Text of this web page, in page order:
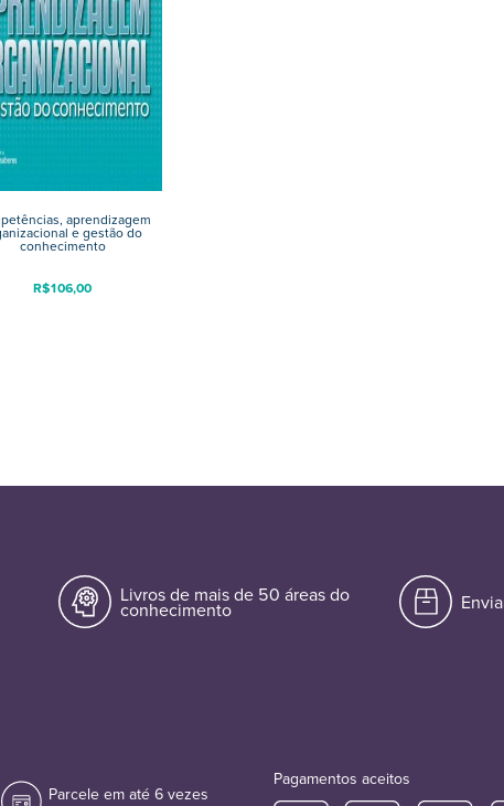
aprendizagem
e gestão do
conhecimento
R$106,00
Livros de mais de 50 áreas do
conhecimento
Parcele em até 6 vezes
Pagamentos aceitos